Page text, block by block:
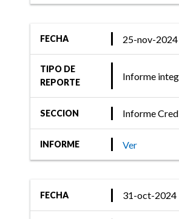
FECHA 25-nov-2024
TIPO DE
REPORTE
Informe
SECCION Informe
INFORME Ver
FECHA 31-oct-2024